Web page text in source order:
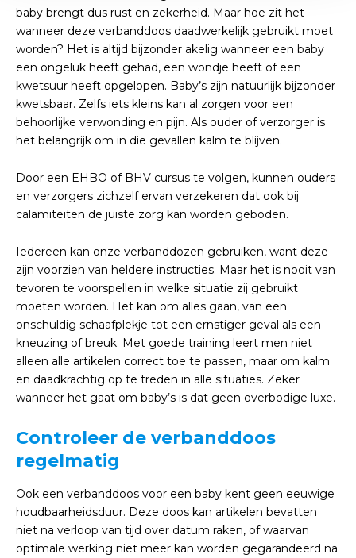
baby brengt dus rust en zekerheid. Maar hoe zit het
wanneer deze verbanddoos daadwerkelijk gebruikt moet
worden? Het is altijd bijzonder akelig wanneer een baby
een ongeluk heeft gehad, een wondje heeft of een
kwetsuur heeft opgelopen. Baby’s zijn natuurlijk bijzonder
kwetsbaar. Zelfs iets kleins kan al zorgen voor een
behoorlijke verwonding en pijn. Als ouder of verzorger is
het belangrijk om in die gevallen kalm te blijven.
Door een EHBO of BHV cursus te volgen, kunnen ouders
en verzorgers zichzelf ervan verzekeren dat ook bij
calamiteiten de juiste zorg kan worden geboden.
Iedereen kan onze verbanddozen gebruiken, want deze
zijn voorzien van heldere instructies. Maar het is nooit van
tevoren te voorspellen in welke situatie zij gebruikt
moeten worden. Het kan om alles gaan, van een
onschuldig schaafplekje tot een ernstiger geval als een
kneuzing of breuk. Met goede training leert men niet
alleen alle artikelen correct toe te passen, maar om kalm
en daadkrachtig op te treden in alle situaties. Zeker
wanneer het gaat om baby’s is dat geen overbodige luxe.
Controleer de verbanddoos
regelmatig
Ook een verbanddoos voor een baby kent geen eeuwige
houdbaarheidsduur. Deze doos kan artikelen bevatten
niet na verloop van tijd over datum raken, of waarvan
optimale werking niet meer kan worden gegarandeerd na